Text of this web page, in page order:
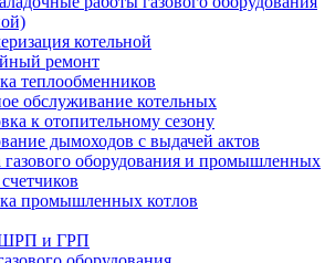
котельной
ремонт
теплообменников
обслуживание котельных
к отопительному сезону
дымоходов с выдачей актов
газового оборудования и промышленных
промышленных котлов
ШРП и ГРП